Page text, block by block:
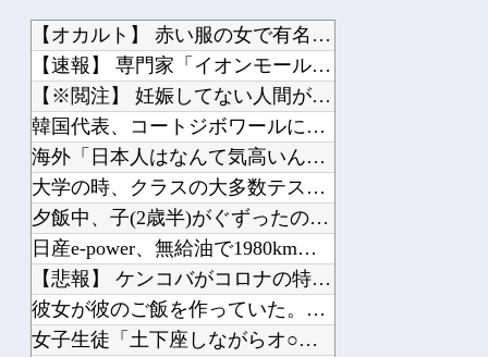
【速報】 ホロライブのソシャゲ、課金圧がやばすぎて不評になるｗｗｗｗｗｗｗｗｗｗ
【ホロライブ】 ニコ、引っ越し先に洗濯機置き場がない
ホロライブさくらみこ兎田ぺこら「ぺこみこ」人気キャラがわかるランキング！らしんば...
Powered by livedoor 相互RSS
【オカルト】 赤い服の女で有名な梅田「泉の広場」東側が消えて...
【速報】 専門家「イオンモール熊本の爆心地に”こんなもの”が...
【※閲注】 妊娠してない人間が出産すると『コレ』が出てくるら...
韓国代表、コートジボワールに0対4で完敗＝韓国の反応
海外「日本人はなんて気高いんだ！」 英高級紙も驚愕した極限の...
大学の時、クラスの大多数テストでカンニングしてた科目があった...
夕飯中、子(2歳半)がぐずったので気分転換にお風呂に入れて出...
日産e-power、無給油で1980km走行しギネス記録を達...
【悲報】 ケンコバがコロナの特殊すぎる後遺症に苦しんでいる模...
彼女が彼のご飯を作っていた。腹減った！もう待てないよぉ！ →...
女子生徒「土下座しながらオ○ニーしろ！」⇒ 日本の男子生徒へ...